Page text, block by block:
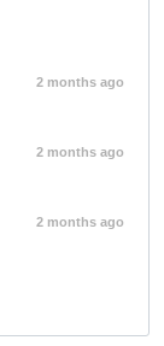
2 months ago
2 months ago
2 months ago